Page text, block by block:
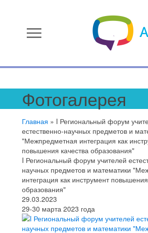
menu
Фотогалерея
Главная » I Региональный форум
естественно-научных предметов и
"Межпредметная интеграция как
повышения качества образования"
I Региональный форум учителей
научных предметов и математики
интеграция как инструмент
образования"
29.03.2023
29-30 марта 2023 года